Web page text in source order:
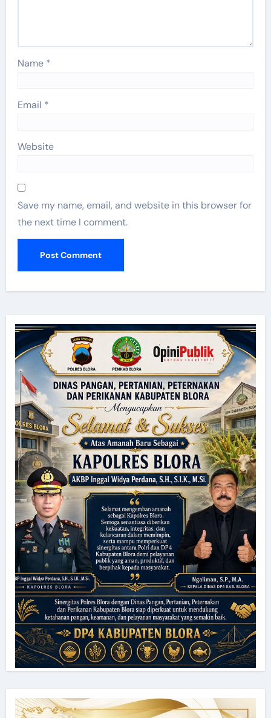
Name *
Email *
Website
Save my name, email, and website in this browser for
the next time I comment.